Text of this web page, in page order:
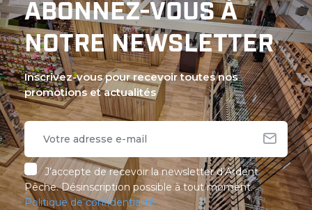
ABONNEZ-VOUS À
NOTRE NEWSLETTER
Inscrivez-vous pour recevoir toutes nos
promotions et actualités
J’accepte de recevoir la newsletter d’Ardent
Pêche. Désinscription possible à tout moment.
Politique de confidentialité